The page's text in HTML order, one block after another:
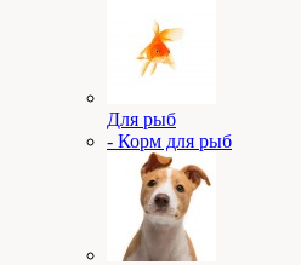
Для рыб
- Корм для рыб